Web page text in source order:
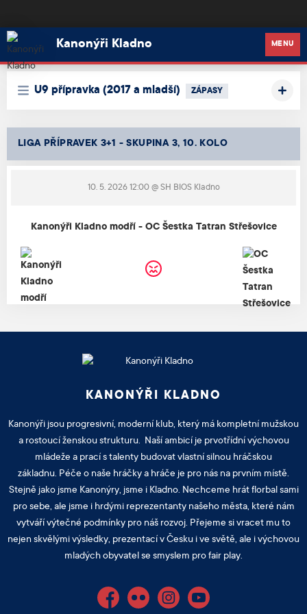
Kanonýři Kladno
Kanonýři Kladno MENU
U9 přípravka (2017 a mladší) ZÁPASY
LIGA PŘÍPRAVEK 3+1 - SKUPINA 3, 10. KOLO
10. 5. 2026 12:00@ SH BIOS Kladno
Kanonýři Kladno modří - OC Šestka Tatran Střešovice
KANONÝŘI KLADNO
Kanonýři jsou progresivní, moderní klub, který má kompletní mužskou
a rostoucí ženskou strukturu. Naší ambicí je prvotřídní výchovou
mládeže a prací s talenty budovat vlastní silnou hráčskou
základnu. Péče o naše hráčky a hráče je pro nás na prvním místě.
Stejně jako jsme Kanonýry, jsme i Kladno. Nechceme hrát florbal sami
pro sebe, ale jsme i hrdými reprezentanty našeho města, které nám
vytváří výtečné podmínky pro náš rozvoj. Přejeme si vracet mu to
nejen skvělými výsledky, prezentací v Česku i ve světě, ale i výchovou
mladých obyvatel se smyslem pro fair play.
FacebookFlickr InstagramYouTube